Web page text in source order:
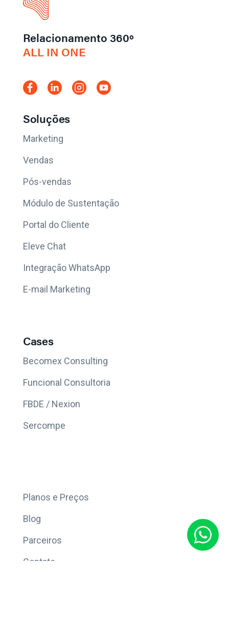
Relacionamento 360º
ALL IN ONE
Soluções
Marketing
Vendas
Pós-vendas
Módulo de Sustentação
Portal do Cliente
Eleve Chat
Integração WhatsApp
E-mail Marketing
Cases
Becomex Consulting
Funcional Consultoria
FBDE / Nexion
Sercompe
Planos e Preços
Blog
Parceiros
Contato